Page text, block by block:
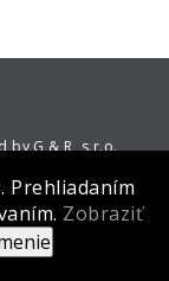
by G & R, s.r.o.
Prehliadaním
Zobraziť